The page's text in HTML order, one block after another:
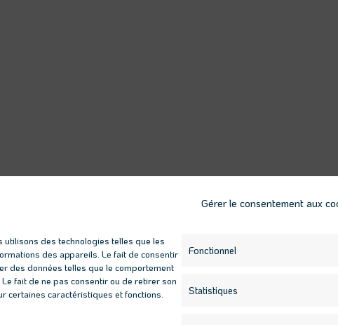
Gérer le consentement aux
des technologies telles que les
des appareils. Le fait de consentir
des données telles que le comportement
fait de ne pas consentir ou de retirer son
certaines caractéristiques et fonctions.
Fonctionnel
Statistiques